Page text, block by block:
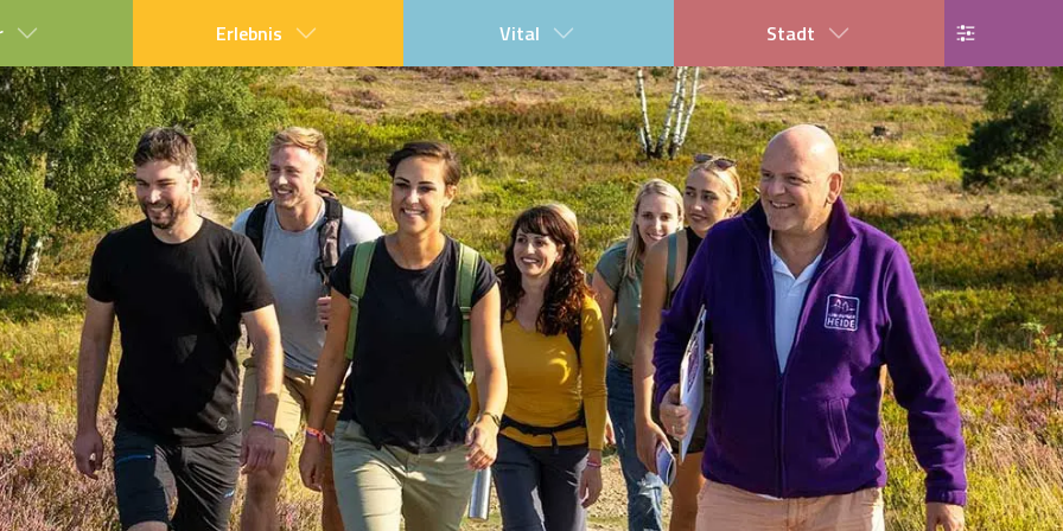
Erlebnis Vital Stadt